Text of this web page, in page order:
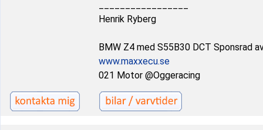
Henrik Ryberg
BMW Z4 med S55B30 DCT Sponsrad
www.maxxecu.se
021 Motor @Oggeracing